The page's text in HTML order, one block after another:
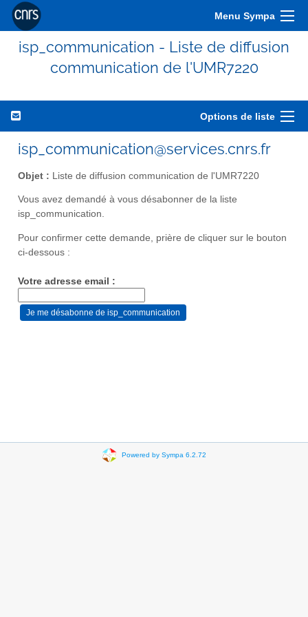
Menu Sympa
isp_communication - Liste de diffusion
communication de l'UMR7220
Options de liste
isp_communication@services.cnrs.fr
Objet : Liste de diffusion communication de l'UMR7220
Vous avez demandé à vous désabonner de la liste
isp_communication.
Pour confirmer cette demande, prière de cliquer sur le bouton
ci-dessous :
Votre adresse email :
Powered by Sympa 6.2.72